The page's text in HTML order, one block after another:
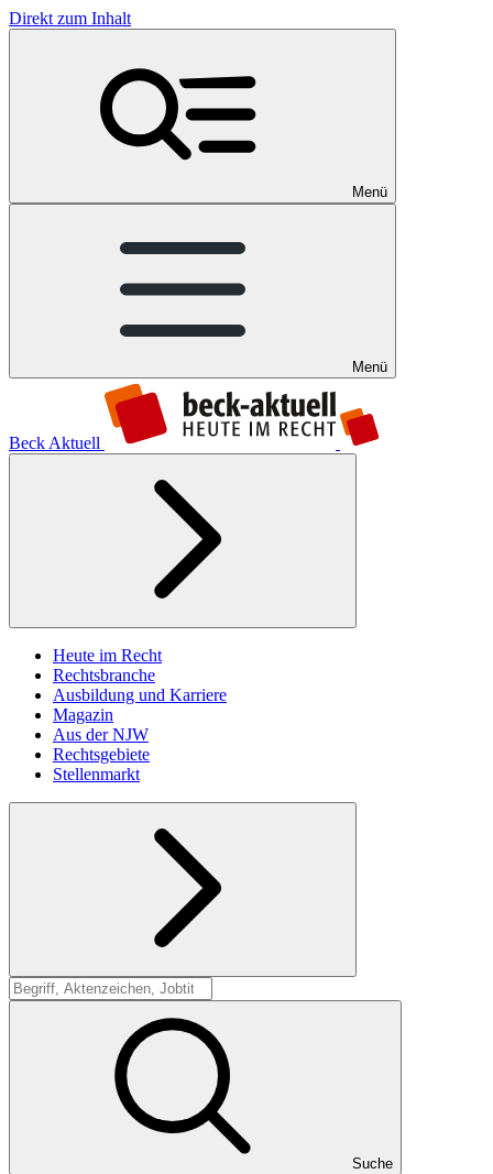
Direkt zum Inhalt
Menü
Menü
Beck Aktuell
Heute im Recht
Rechtsbranche
Ausbildung und Karriere
Magazin
Aus der NJW
Rechtsgebiete
Stellenmarkt
Suche
Suche